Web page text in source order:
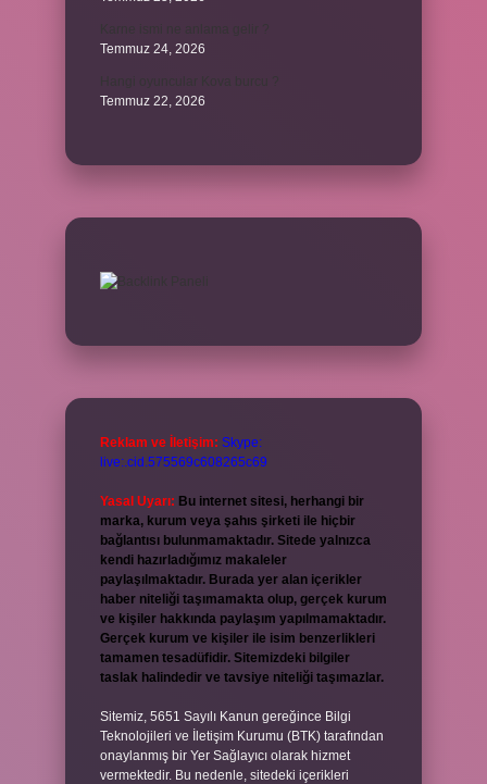
Temmuz 24, 2026
Temmuz 22, 2026
Reklam ve İletişim: Skype:
live:.cid.575569c608265c69
Yasal Uyarı: Bu internet sitesi, herhangi bir
marka, kurum veya şahıs şirketi ile hiçbir
bağlantısı bulunmamaktadır. Sitede yalnızca
kendi hazırladığımız makaleler
paylaşılmaktadır. Burada yer alan içerikler
haber niteliği taşımamakta olup, gerçek kurum
ve kişiler hakkında paylaşım yapılmamaktadır.
Gerçek kurum ve kişiler ile isim benzerlikleri
tamamen tesadüfidir. Sitemizdeki bilgiler
taslak halindedir ve tavsiye niteliği taşımazlar.
Sitemiz, 5651 Sayılı Kanun gereğince Bilgi
Teknolojileri ve İletişim Kurumu (BTK) tarafından
onaylanmış bir Yer Sağlayıcı olarak hizmet
vermektedir. Bu nedenle, sitedeki içerikleri